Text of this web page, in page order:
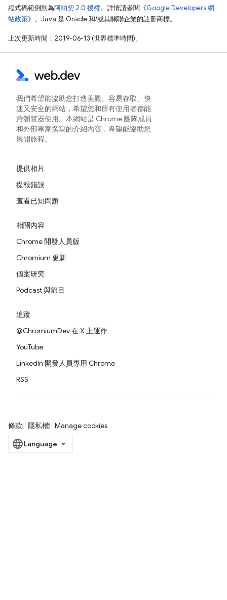
程式碼範例則為阿帕契 2.0 授權。詳情請參閱《Google Developers 網
站政策》。Java 是 Oracle 和/或其關聯企業的註冊商標。
上次更新時間：2019-06-13 (世界標準時間)。
我們希望能協助您打造美觀、容易存取、快
速又安全的網站，希望您和所有使用者都能
跨瀏覽器使用。本網站是 Chrome 團隊成員
和外部專家撰寫的介紹內容，希望能協助您
展開旅程。
提供相片
提報錯誤
查看已知問題
相關內容
Chrome 開發人員版
Chromium 更新
個案研究
Podcast 與節目
追蹤
@ChromiumDev 在 X 上運作
YouTube
LinkedIn 開發人員專用 Chrome
RSS
條款 隱私權 Manage cookies